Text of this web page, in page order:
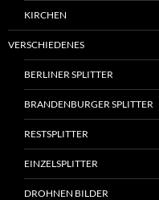
KIRCHEN
VERSCHIEDENES
BERLINER SPLITTER
BRANDENBURGER SPLITTER
RESTSPLITTER
EINZELSPLITTER
DROHNEN BILDER